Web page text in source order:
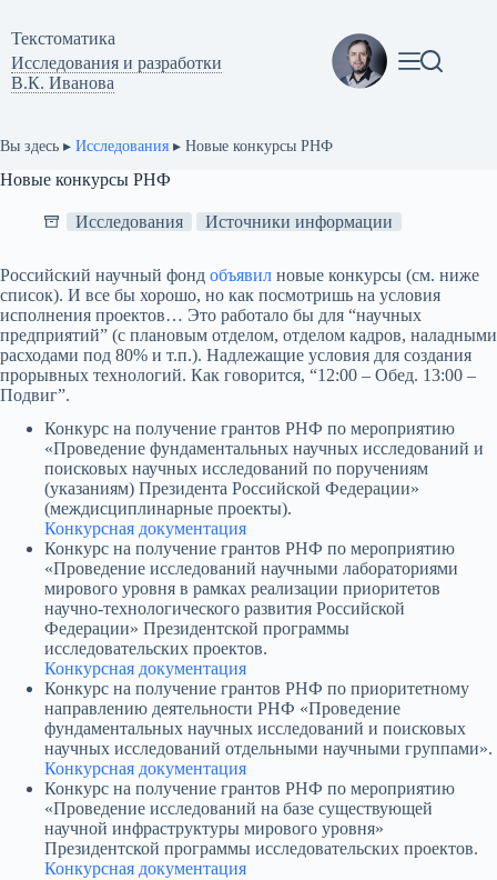
сути
Текстоматикa
Исследования и разработки
В.К. Иванова
Вы здесь ▸ Исследования ▸ Новые конкурсы РНФ
Новые конкурсы РНФ
Исследования Источники информации
Российский научный фонд объявил новые конкурсы (см. ниже
список). И все бы хорошо, но как посмотришь на условия
исполнения проектов… Это работало бы для “научных
предприятий” (с плановым отделом, отделом кадров, наладными
расходами под 80% и т.п.). Надлежащие условия для создания
прорывных технологий. Как говорится, “12:00 – Обед. 13:00 –
Подвиг”.
Конкурс на получение грантов РНФ по мероприятию
«Проведение фундаментальных научных исследований и
поисковых научных исследований по поручениям
(указаниям) Президента Российской Федерации»
(междисциплинарные проекты).
Конкурсная документация
Конкурс на получение грантов РНФ по мероприятию
«Проведение исследований научными лабораториями
мирового уровня в рамках реализации приоритетов
научно-технологического развития Российской
Федерации» Президентской программы
исследовательских проектов.
Конкурсная документация
Конкурс на получение грантов РНФ по приоритетному
направлению деятельности РНФ «Проведение
фундаментальных научных исследований и поисковых
научных исследований отдельными научными группами».
Конкурсная документация
Конкурс на получение грантов РНФ по мероприятию
«Проведение исследований на базе существующей
научной инфраструктуры мирового уровня»
Президентской программы исследовательских проектов.
Конкурсная документация